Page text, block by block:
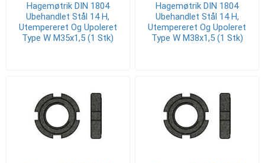
Hagemøtrik DIN 1804
Ubehandlet Stål 14 H,
Utempereret Og Upoleret
Type W M35x1,5 (1 Stk)
Hagemøtrik DIN 1804
Ubehandlet Stål 14 H,
Utempereret Og Upoleret
Type W M38x1,5 (1 Stk)